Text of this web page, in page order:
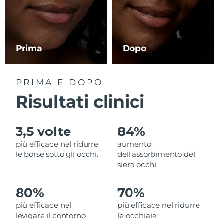
Prima Dopo
PRIMA E DOPO
Risultati clinici
3,5 volte
più efficace nel ridurre
le borse sotto gli occhi.
84%
aumento
dell'assorbimento del
siero occhi.
80%
più efficace nel
levigare il contorno
70%
più efficace nel ridurre
le occhiaie.
RAS di Macao Consegna stimata8/11/26
Malaysia Consegna stimata
Messico
Paesi Bassi Consegna stimata
Nuova Zelanda Consegna stimata
Oman Consegna stimata8/12/26